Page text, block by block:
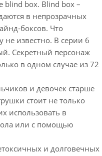
blind box. Blind box –
в непрозрачных
боксов. Что
не известно. В серии 6
Секретный персонаж
в одном случае из 72
и девочек старше
стоит не только
использовать в
или с помощью
и долговечных